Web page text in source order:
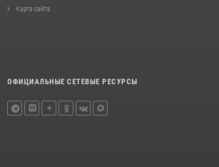
Карта сайта
ОФИЦИАЛЬНЫЕ СЕТЕВЫЕ РЕСУРСЫ